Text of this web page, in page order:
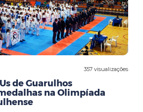
357 visualizações
de Guarulhos
na Olimpíada